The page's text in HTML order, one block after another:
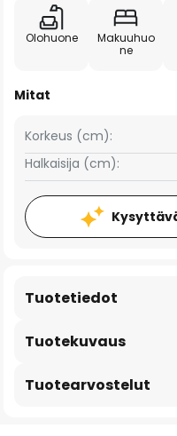
Olohuone
Makuuhuo
ne
Mitat
Korkeus (cm):
Halkaisija (cm):
Tuotekuvaus
Tuotetiedot
Tuotearvostelut